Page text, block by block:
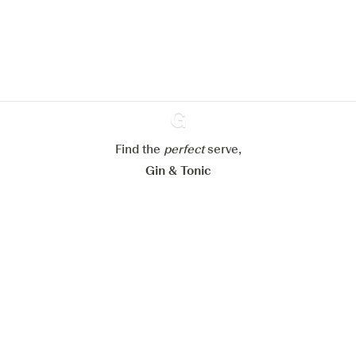
Ginventory
Find the perfectserve,
Gin & Tonic
Mijn cookie-instellingen aanpassen
Alles weigeren Alles aanvaarden